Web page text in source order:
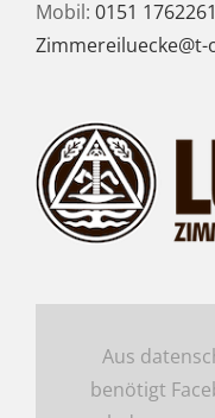
Mobil: 0151
Aus
benötigt